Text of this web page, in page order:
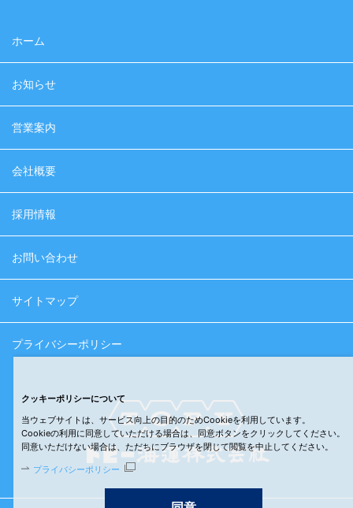
クッキーポリシーについて
当ウェブサイトは、サービス向上の目的のためCookieを利用しています。
Cookieの利用に同意していただける場合は、同意ボタンをクリックしてください。
同意いただけない場合は、ただちにブラウザを閉じて閲覧を中止してください。
プライバシーポリシー
ホーム
お知らせ
営業案内
会社概要
採用情報
お問い合わせ
サイトマップ
プライバシーポリシー